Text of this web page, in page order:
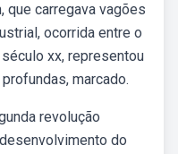
carregava vagões
ocorrida entre o
xx, representou
marcado.
revolução
do